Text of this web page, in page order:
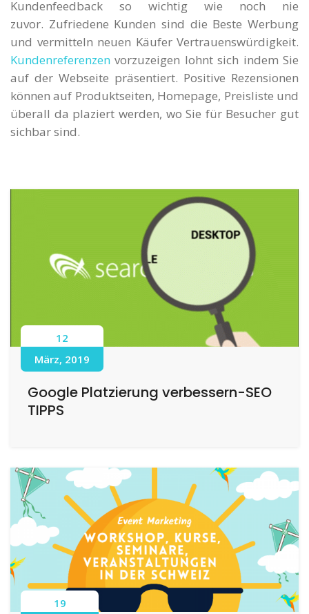
Kundenfeedback so wichtig wie noch nie
zuvor. Zufriedene Kunden sind die Beste Werbung
und vermitteln neuen Käufer Vertrauenswürdigkeit.
Kundenreferenzen vorzuzeigen lohnt sich indem Sie
auf der Webseite präsentiert. Positive Rezensionen
können auf Produktseiten, Homepage, Preisliste und
überall da plaziert werden, wo Sie für Besucher gut
sichbar sind.
12
März, 2019
Google Platzierung verbessern-SEO
TIPPS
19